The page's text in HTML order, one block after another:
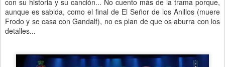
con su historia y su canción... No cuento más de la trama porque,
aunque es sabida, como el final de El Señor de los Anillos (muere
Frodo y se casa con Gandalf), no es plan de que os aburra con los
detalles...